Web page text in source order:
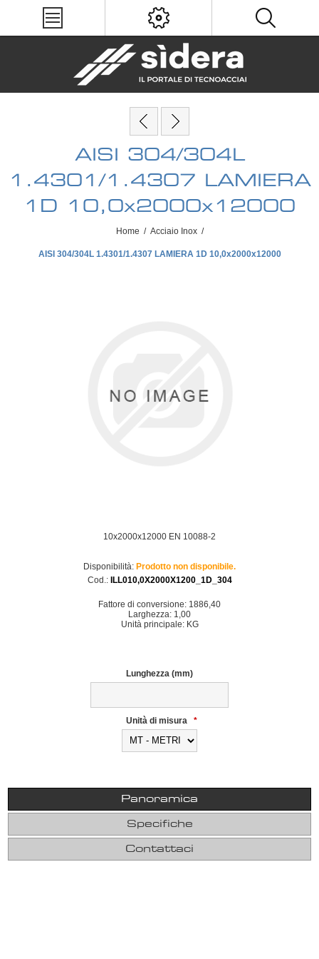
AISI 304/304L
1.4301/1.4307 LAMIERA
1D 10,0x2000x12000
Home / Acciaio Inox /
AISI 304/304L 1.4301/1.4307 LAMIERA 1D 10,0x2000x12000
10x2000x12000 EN 10088-2
Disponibilità: Prodotto non disponibile.
Cod.:
ILL010,0X2000X1200_1D_304
Fattore di conversione: 1886,40
Larghezza: 1,00
Unità principale: KG
Lunghezza (mm)
Unità di misura *
Panoramica
Specifiche
Contattaci